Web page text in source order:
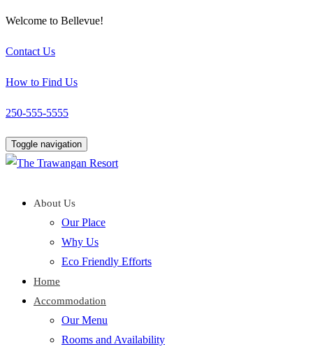
Welcome to Bellevue!
Contact Us
How to Find Us
250-555-5555
Toggle navigation
About Us
Our Place
Why Us
Eco Friendly Efforts
Home
Accommodation
Our Menu
Rooms and Availability